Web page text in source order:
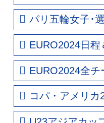
パリ五輪女子･
EURO2024日程
EURO2024全チ
コパ・アメリカ